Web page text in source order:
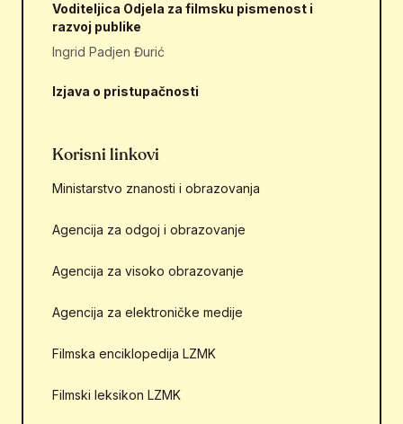
Voditeljica Odjela za filmsku pismenost i
razvoj publike
Ingrid Padjen Đurić
Izjava o pristupačnosti
Korisni linkovi
Ministarstvo znanosti i obrazovanja
Agencija za odgoj i obrazovanje
Agencija za visoko obrazovanje
Agencija za elektroničke medije
Filmska enciklopedija LZMK
Filmski leksikon LZMK